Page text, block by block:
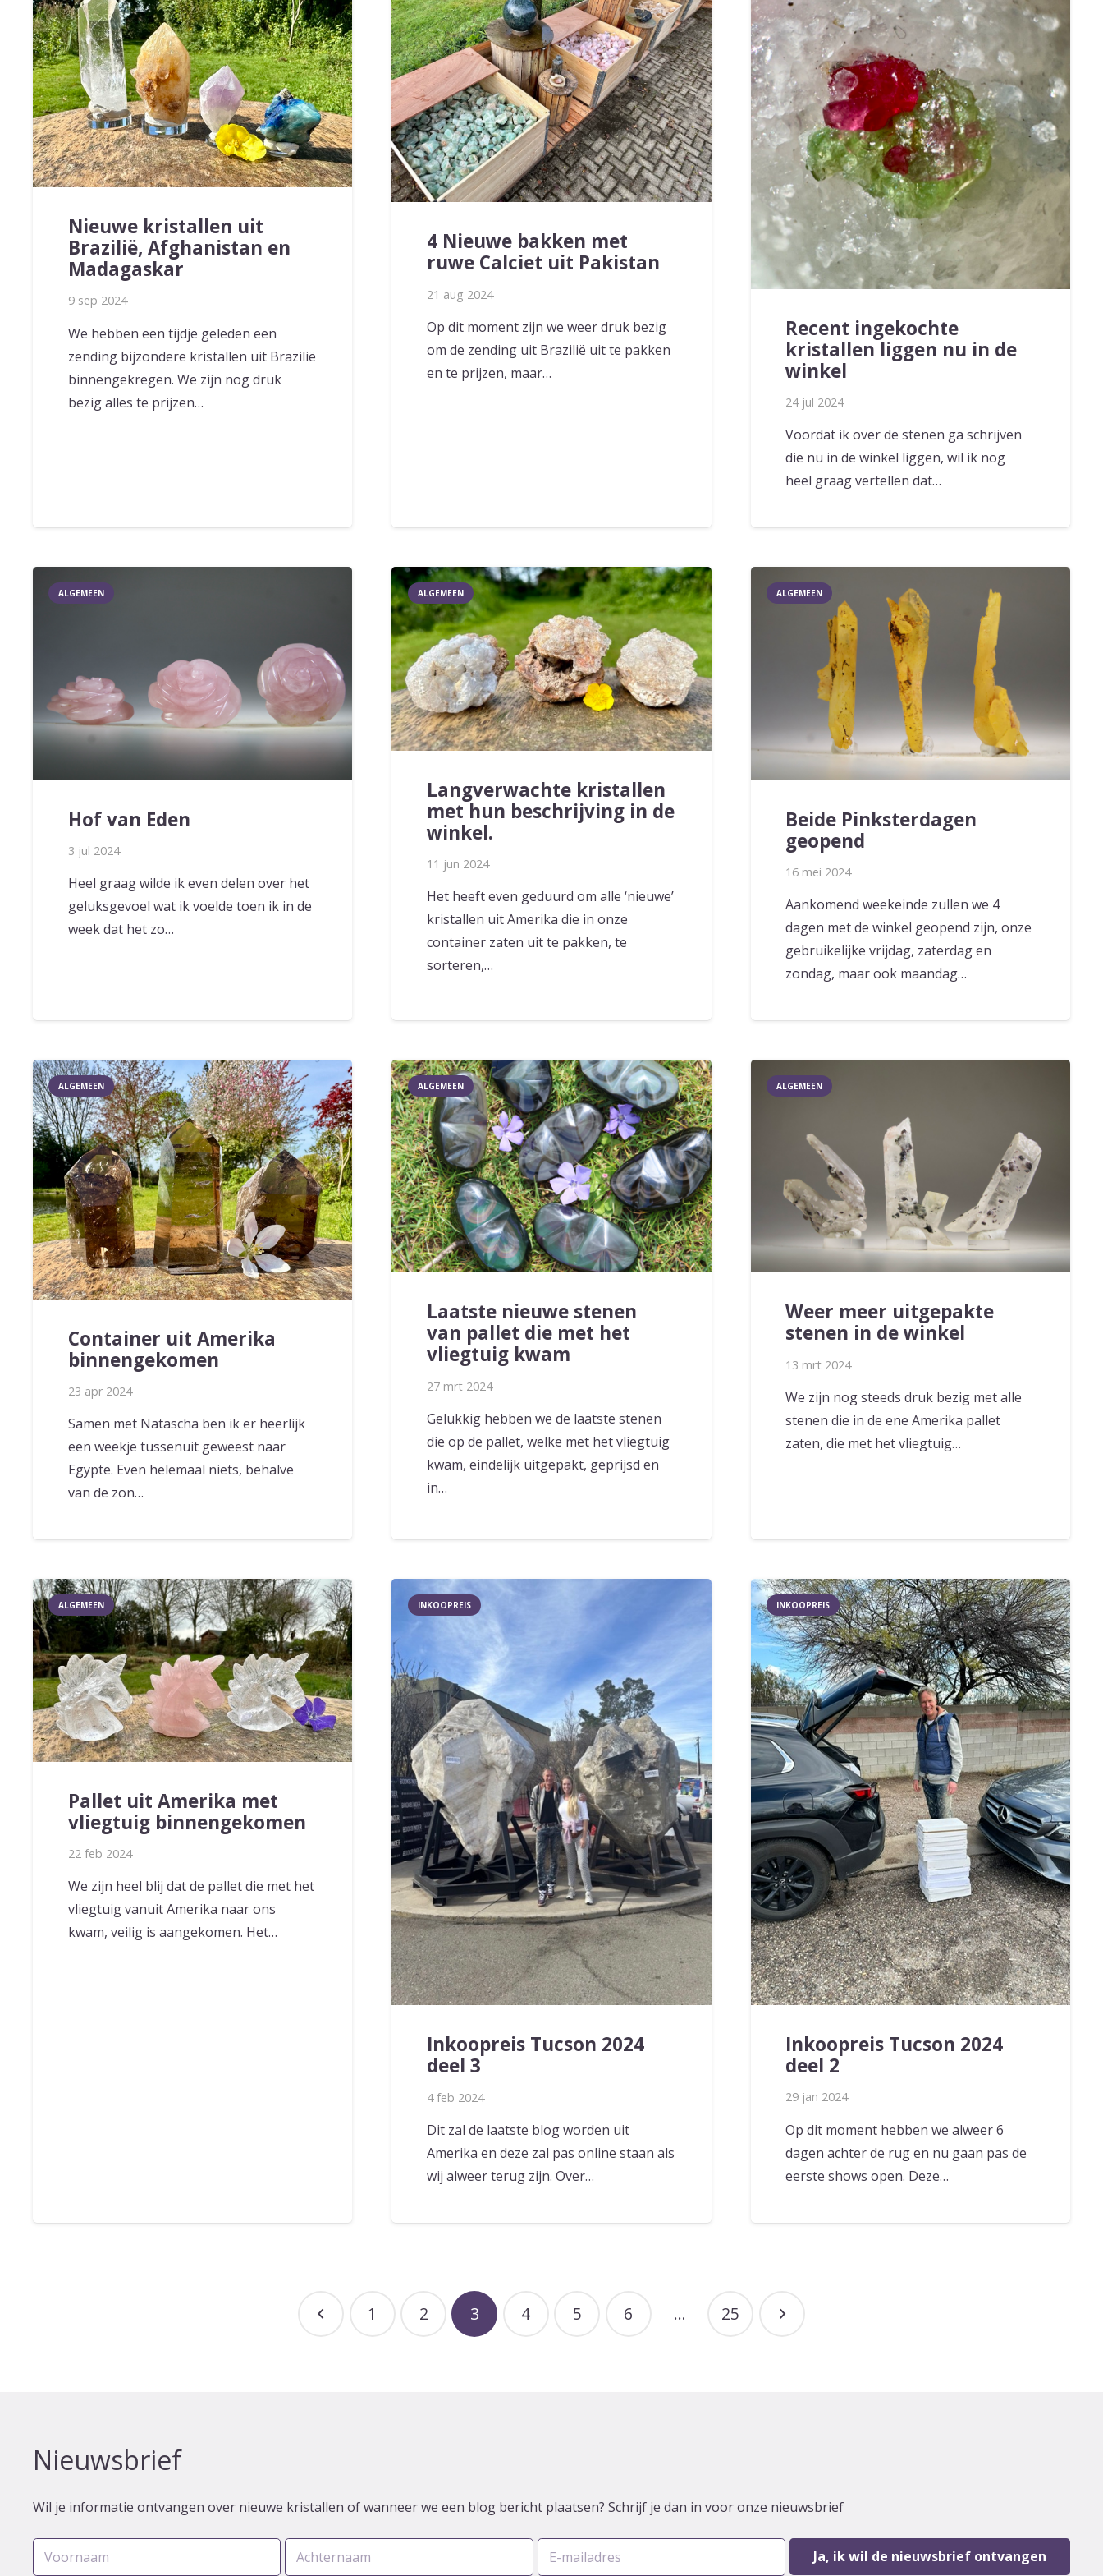
Nieuwe kristallen uit
Brazilië, Afghanistan en
Madagaskar
9 sep 2024
We hebben een tijdje geleden een
zending bijzondere kristallen uit Brazilië
binnengekregen. We zijn nog druk
bezig alles te prijzen…
4 Nieuwe bakken met
ruwe Calciet uit Pakistan
21 aug 2024
Op dit moment zijn we weer druk bezig
om de zending uit Brazilië uit te pakken
en te prijzen, maar…
Recent ingekochte
kristallen liggen nu in de
winkel
24 jul 2024
Voordat ik over de stenen ga schrijven
die nu in de winkel liggen, wil ik nog
heel graag vertellen dat…
ALGEMEEN
Hof van Eden
3 jul 2024
Heel graag wilde ik even delen over het
geluksgevoel wat ik voelde toen ik in de
week dat het zo…
ALGEMEEN
Langverwachte kristallen
met hun beschrijving in de
winkel.
11 jun 2024
Het heeft even geduurd om alle ‘nieuwe’
kristallen uit Amerika die in onze
container zaten uit te pakken, te
sorteren,…
ALGEMEEN
Beide Pinksterdagen
geopend
16 mei 2024
Aankomend weekeinde zullen we 4
dagen met de winkel geopend zijn, onze
gebruikelijke vrijdag, zaterdag en
zondag, maar ook maandag…
ALGEMEEN
Container uit Amerika
binnengekomen
23 apr 2024
Samen met Natascha ben ik er heerlijk
een weekje tussenuit geweest naar
Egypte. Even helemaal niets, behalve
van de zon…
ALGEMEEN
Laatste nieuwe stenen
van pallet die met het
vliegtuig kwam
27 mrt 2024
Gelukkig hebben we de laatste stenen
die op de pallet, welke met het vliegtuig
kwam, eindelijk uitgepakt, geprijsd en
in…
ALGEMEEN
Weer meer uitgepakte
stenen in de winkel
13 mrt 2024
We zijn nog steeds druk bezig met alle
stenen die in de ene Amerika pallet
zaten, die met het vliegtuig…
ALGEMEEN
Pallet uit Amerika met
vliegtuig binnengekomen
22 feb 2024
We zijn heel blij dat de pallet die met het
vliegtuig vanuit Amerika naar ons
kwam, veilig is aangekomen. Het…
INKOOPREIS
Inkoopreis Tucson 2024
deel 3
4 feb 2024
Dit zal de laatste blog worden uit
Amerika en deze zal pas online staan als
wij alweer terug zijn. Over…
INKOOPREIS
Inkoopreis Tucson 2024
deel 2
29 jan 2024
Op dit moment hebben we alweer 6
dagen achter de rug en nu gaan pas de
eerste shows open. Deze…
1 2 3 4 5 6 … 25
Nieuwsbrief
Wil je informatie ontvangen over nieuwe kristallen of wanneer we een blog bericht plaatsen? Schrijf je dan in voor onze nieuwsbrief